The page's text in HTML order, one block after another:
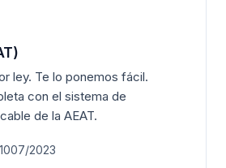
ley. Te lo ponemos fácil.
con el sistema de
de la AEAT.
2023